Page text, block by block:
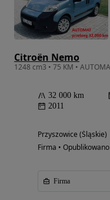
Citroën Nemo
32 000 km
2011
Przyszowice (Śląskie)
Firma • Opublikowano
Firma